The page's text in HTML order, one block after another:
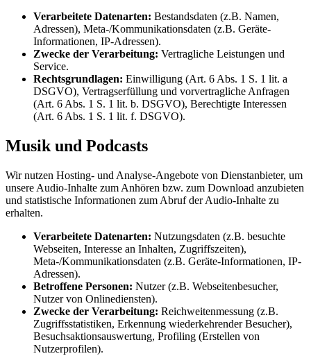
Verarbeitete Datenarten: Bestandsdaten (z.B. Namen,
Adressen), Meta-/Kommunikationsdaten (z.B. Geräte-
Informationen, IP-Adressen).
Zwecke der Verarbeitung: Vertragliche Leistungen und
Service.
Rechtsgrundlagen: Einwilligung (Art. 6 Abs. 1 S. 1 lit. a
DSGVO), Vertragserfüllung und vorvertragliche Anfragen
(Art. 6 Abs. 1 S. 1 lit. b. DSGVO), Berechtigte Interessen
(Art. 6 Abs. 1 S. 1 lit. f. DSGVO).
Musik und Podcasts
Wir nutzen Hosting- und Analyse-Angebote von Dienstanbieter, um
unsere Audio-Inhalte zum Anhören bzw. zum Download anzubieten
und statistische Informationen zum Abruf der Audio-Inhalte zu
erhalten.
Verarbeitete Datenarten: Nutzungsdaten (z.B. besuchte
Webseiten, Interesse an Inhalten, Zugriffszeiten),
Meta-/Kommunikationsdaten (z.B. Geräte-Informationen, IP-
Adressen).
Betroffene Personen: Nutzer (z.B. Webseitenbesucher,
Nutzer von Onlinediensten).
Zwecke der Verarbeitung: Reichweitenmessung (z.B.
Zugriffsstatistiken, Erkennung wiederkehrender Besucher),
Besuchsaktionsauswertung, Profiling (Erstellen von
Nutzerprofilen).